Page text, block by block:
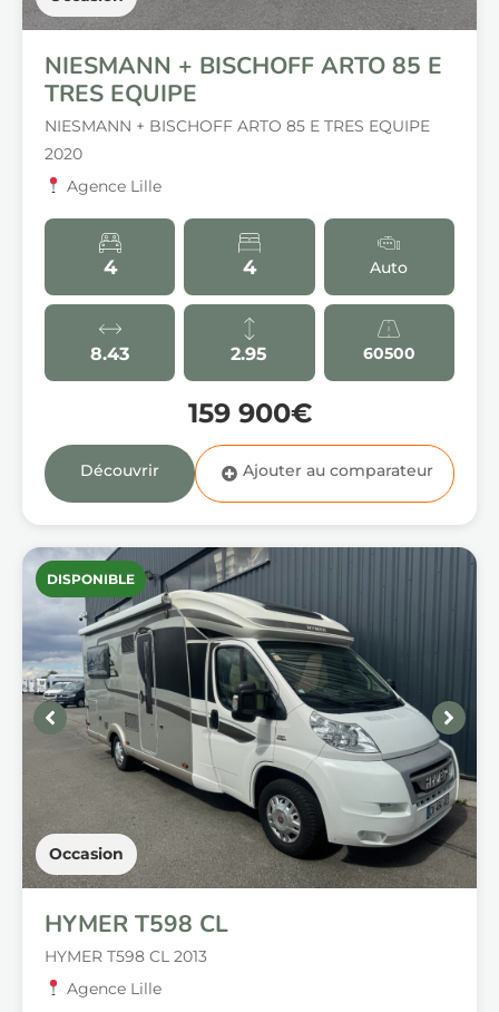
NIESMANN + BISCHOFF ARTO 85 E
TRES EQUIPE
NIESMANN + BISCHOFF ARTO 85 E TRES EQUIPE
2020
Agence Lille
4 4 Auto
8.43 2.95 60500
159 900€
Découvrir
Occasion
DISPONIBLE
HYMER T598 CL
HYMER T598 CL 2013
Agence Lille